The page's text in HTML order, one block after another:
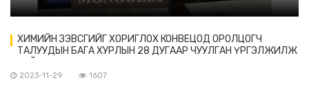
ХИМИЙН ЗЭВСГИЙГ ХОРИГЛОХ КОНВЕЦОД ОРОЛЦОГЧ
ТАЛУУДЫН БАГА ХУРЛЫН 28 ДУГААР ЧУУЛГАН ҮРГЭЛЖИЛЖ
2023-11-29 1607